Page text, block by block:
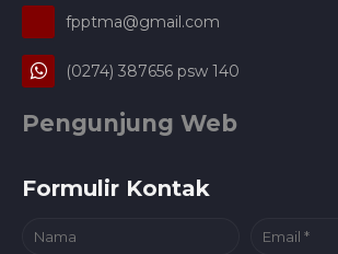
fpptma@gmail.com
(0274) 387656 psw 140
Pengunjung Web
Formulir Kontak